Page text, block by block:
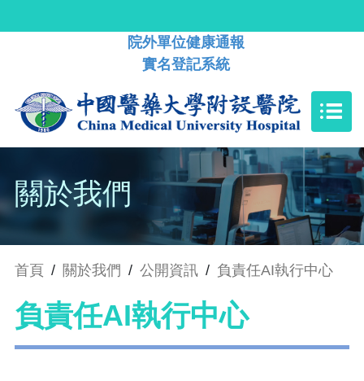
院外單位健康通報
實名登記系統
關於我們
首頁 / 關於我們 / 公開資訊 / 負責任AI執行中心
負責任AI執行中心